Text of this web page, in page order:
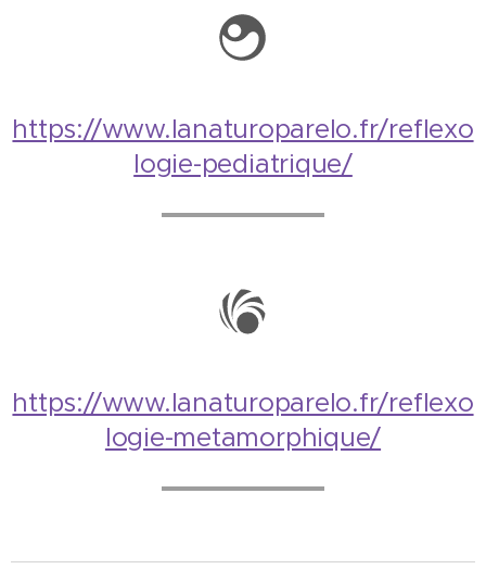
https://www.lanaturoparelo.fr/reflexo
logie-pediatrique/
https://www.lanaturoparelo.fr/reflexo
logie-metamorphique/